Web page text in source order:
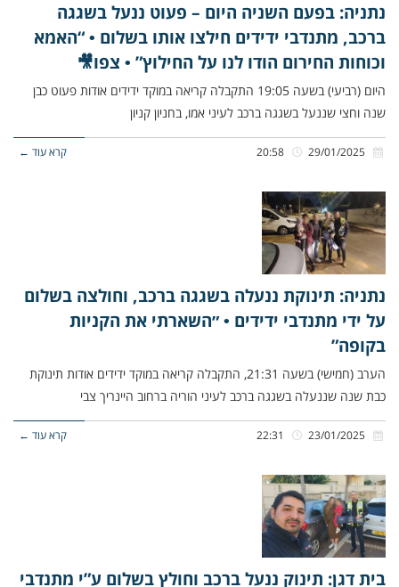
נתניה: בפעם השניה היום – פעוט ננעל בשגגה
ברכב, מתנדבי ידידים חילצו אותו בשלום • “האמא
וכוחות החירום הודו לנו על החילוץ” • צפו🎥
היום (רביעי) בשעה 19:05 התקבלה קריאה במוקד ידידים אודות פעוט כבן
שנה וחצי שננעל בשגגה ברכב לעיני אמו, בחניון קניון
קרא עוד ←
נתניה: תינוקת ננעלה בשגגה ברכב, וחולצה בשלום
על ידי מתנדבי ידידים • ״השארתי את הקניות
בקופה”
הערב (חמישי) בשעה 21:31, התקבלה קריאה במוקד ידידים אודות תינוקת
כבת שנה שננעלה בשגגה ברכב לעיני הוריה ברחוב היינריך צבי
קרא עוד ←
בית דגן: תינוק ננעל ברכב וחולץ בשלום ע”י מתנדבי